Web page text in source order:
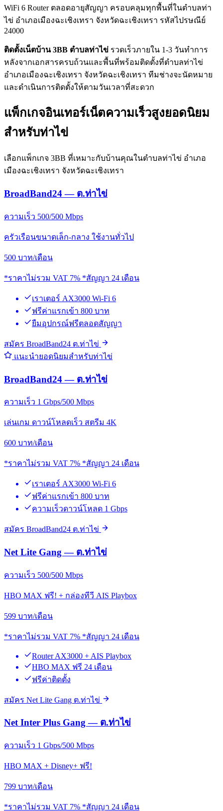
WiFi 6 Router ตลอดอายุสัญญา ครอบคลุมทุกพื้นที่ในตำบลท่า
ไข่ อำเภอเมืองฉะเชิงเทรา จังหวัดฉะเชิงเทรา รหัสไปรษณีย์
24000
ติดตั้งเน็ตบ้าน 3BB ตำบลท่าไข่ รวดเร็วภายใน 1-3 วันทำการ
หลังจากเอกสารครบถ้วนและพื้นที่พร้อมติดตั้งที่ตำบลท่าไข่
อำเภอเมืองฉะเชิงเทรา จังหวัดฉะเชิงเทรา ทีมช่างจะนัดหมาย
และดำเนินการติดตั้งให้ตามวันเวลาที่สะดวก
แพ็กเกจอินเทอร์เน็ตความเร็วสูงยอดนิยม
สำหรับท่าไข่
เลือกแพ็กเกจ 3BB ที่เหมาะกับบ้านคุณในตำบลท่าไข่ อำเภอ
เมืองฉะเชิงเทรา จังหวัดฉะเชิงเทรา
BroadBand24 — ต.ท่าไข่
ความเร็ว 500/500 Mbps
ครัวเรือนขนาดเล็ก-กลาง ใช้งานทั่วไป
500 บาท/เดือน
*ราคาไม่รวม VAT 7% *สัญญา 24 เดือน
เราเตอร์ AX3000 Wi-Fi 6
ฟรีค่าแรกเข้า 800 บาท
ยืมอุปกรณ์ฟรีตลอดสัญญา
สมัคร BroadBand24 ต.ท่าไข่
แนะนำยอดนิยมสำหรับท่าไข่
BroadBand24 — ต.ท่าไข่
ความเร็ว 1 Gbps/500 Mbps
เล่นเกม ดาวน์โหลดเร็ว สตรีม 4K
600 บาท/เดือน
*ราคาไม่รวม VAT 7% *สัญญา 24 เดือน
เราเตอร์ AX3000 Wi-Fi 6
ฟรีค่าแรกเข้า 800 บาท
ความเร็วดาวน์โหลด 1 Gbps
สมัคร BroadBand24 ต.ท่าไข่
Net Lite Gang — ต.ท่าไข่
ความเร็ว 500/500 Mbps
HBO MAX ฟรี! + กล่องทีวี AIS Playbox
599 บาท/เดือน
*ราคาไม่รวม VAT 7% *สัญญา 24 เดือน
Router AX3000 + AIS Playbox
HBO MAX ฟรี 24 เดือน
ฟรีค่าติดตั้ง
สมัคร Net Lite Gang ต.ท่าไข่
Net Inter Plus Gang — ต.ท่าไข่
ความเร็ว 1 Gbps/500 Mbps
HBO MAX + Disney+ ฟรี!
799 บาท/เดือน
*ราคาไม่รวม VAT 7% *สัญญา 24 เดือน